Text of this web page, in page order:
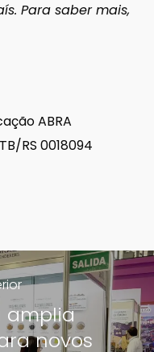
Para saber mais,
ABRA
RS 0018094
amplia
novos